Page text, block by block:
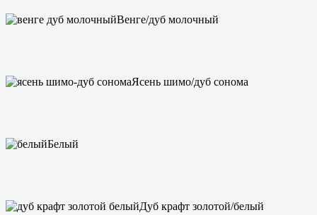
Венге/дуб молочный
Ясень шимо/дуб сонома
Белый
Дуб крафт золотой/белый